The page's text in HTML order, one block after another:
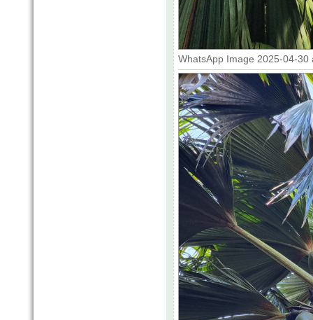
WhatsApp Image 2025-04-